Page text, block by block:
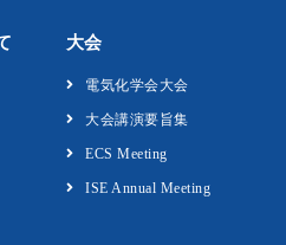
大会
電気化学会大会
大会講演要旨集
ECS Meeting
ISE Annual Meeting